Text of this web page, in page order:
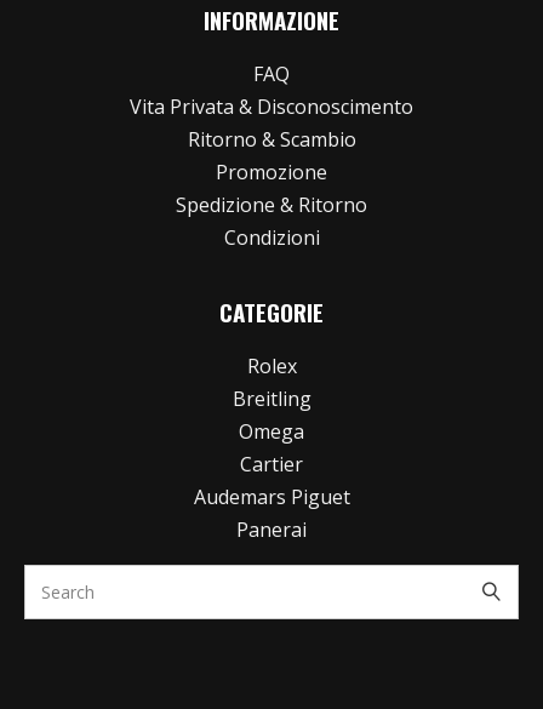
INFORMAZIONE
FAQ
Vita Privata & Disconoscimento
Ritorno & Scambio
Promozione
Spedizione & Ritorno
Condizioni
CATEGORIE
Rolex
Breitling
Omega
Cartier
Audemars Piguet
Panerai